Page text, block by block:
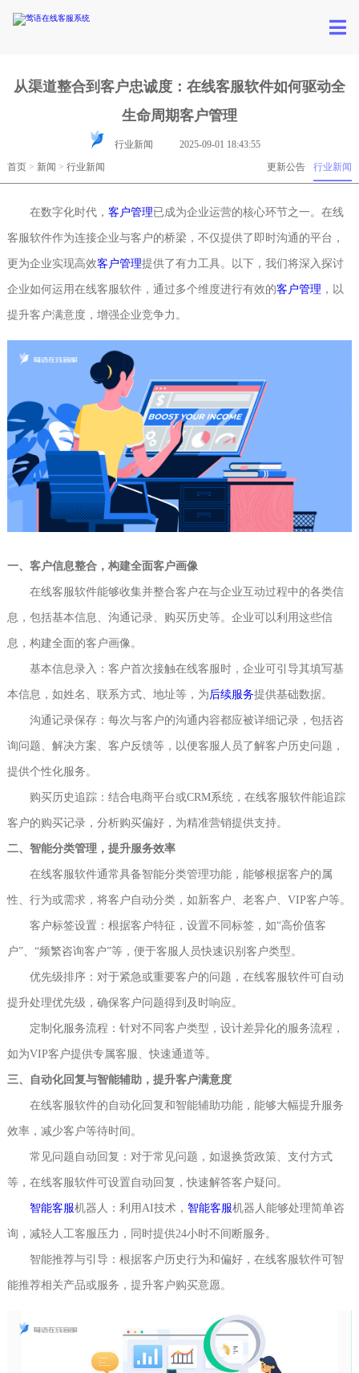
从渠道整合到客户忠诚度：在线客服软件如何驱动全
生命周期客户管理
行业新闻
2025-09-01 18:43:55
行业新闻
更新公告
首页> 新闻 > 行业新闻
在数字化时代， 客户管理已成为企业运营的核心环节之一。在线
客服软件作为连接企业与客户的桥梁，不仅提供了即时沟通的平台，
更为企业实现高效客户管理提供了有力工具。以下，我们将深入探讨
企业如何运用在线客服软件，通过多个维度进行有效的客户管理 ，以
提升客户满意度，增强企业竞争力。
一、客户信息整合，构建全面客户画像
在线客服软件能够收集并整合客户在与企业互动过程中的各类信
息，包括基本信息、沟通记录、购买历史等。企业可以利用这些信
息，构建全面的客户画像。
基本信息录入：客户首次接触在线客服时，企业可引导其填写基
本信息，如姓名、联系方式、地址等，为 后续服务提供基础数据。
沟通记录保存：每次与客户的沟通内容都应被详细记录，包括咨
询问题、解决方案、客户反馈等，以便客服人员了解客户历史问题，
提供个性化服务。
购买历史追踪：结合电商平台或CRM系统，在线客服软件能追踪
客户的购买记录，分析购买偏好，为精准营销提供支持。
二、智能分类管理，提升服务效率
在线客服软件通常具备智能分类管理功能，能够根据客户的属
性、行为或需求，将客户自动分类，如新客户、老客户、VIP客户等。
客户标签设置：根据客户特征，设置不同标签，如“高价值客
户”、“频繁咨询客户”等，便于客服人员快速识别客户类型。
优先级排序：对于紧急或重要客户的问题，在线客服软件可自动
提升处理优先级，确保客户问题得到及时响应。
定制化服务流程：针对不同客户类型，设计差异化的服务流程，
如为VIP客户提供专属客服、快速通道等。
三、自动化回复与智能辅助，提升客户满意度
在线客服软件的自动化回复和智能辅助功能，能够大幅提升服务
效率，减少客户等待时间。
常见问题自动回复：对于常见问题，如退换货政策、支付方式
等，在线客服软件可设置自动回复，快速解答客户疑问。
智能客服机器人：利用AI技术， 智能客服机器人能够处理简单咨
询，减轻人工客服压力，同时提供24小时不间断服务。
智能推荐与引导：根据客户历史行为和偏好，在线客服软件可智
能推荐相关产品或服务，提升客户购买意愿。